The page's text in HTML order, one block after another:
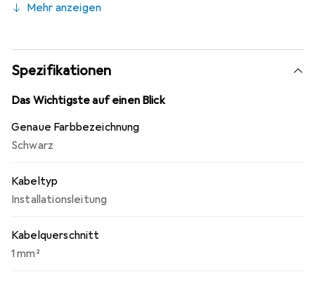
werden, wobei der Temperaturbereich zu beachten ist,
Hohe elektrische Sicherheit durch eine Prüfspannung von
4 kV. Flammhemmend gemäss IEC 60332, UV- und
witterungsbeständig.
Mehr anzeigen
Spezifikationen
Das Wichtigste auf einen Blick
Genaue Farbbezeichnung
Schwarz
Kabeltyp
Installationsleitung
Kabelquerschnitt
1 mm²